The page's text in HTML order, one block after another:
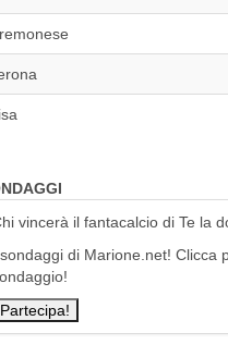
vincerà il fantacalcio di Te la
di Marione.net! Clicca